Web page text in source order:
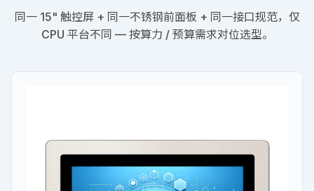
同一 15" 触控屏 + 同一不锈钢前面板 + 同一接口规范，仅
CPU 平台不同 — 按算力 / 预算需求对位选型。